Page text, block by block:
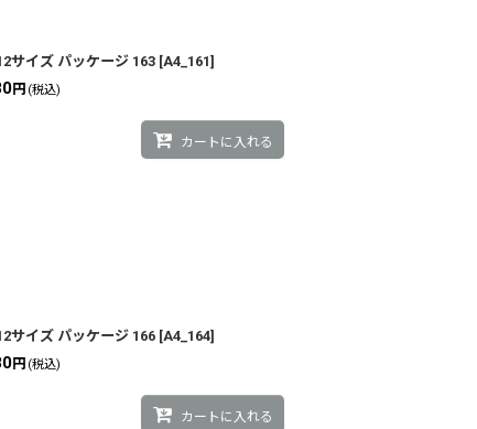
サイズ パッケージ 163 [A4_161]
円 (税込)
カートに入れる
サイズ パッケージ 166 [A4_164]
円 (税込)
カートに入れる